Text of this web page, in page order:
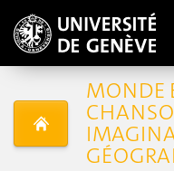
MONDE